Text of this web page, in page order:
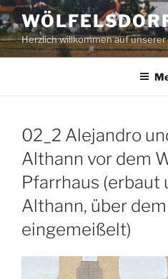
Zum
Inhalt
springenHerzlich willkommen auf
02_2 Alejandro
Althann vor dem
Pfarrhaus (erbaut
Althann, über
eingemeißelt)